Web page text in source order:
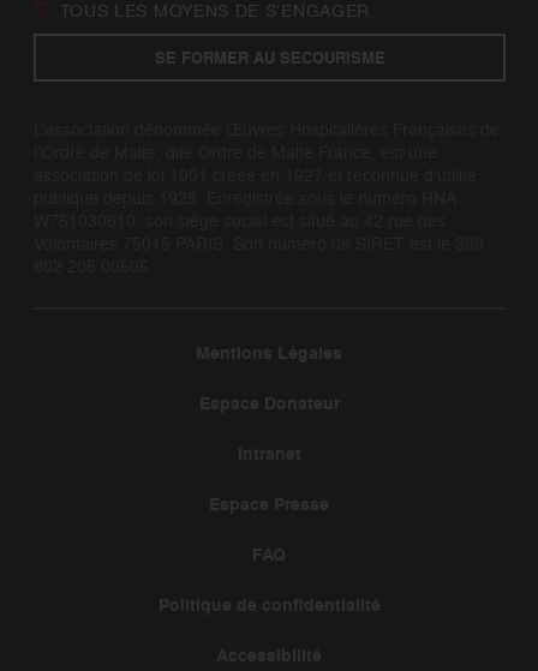
TOUS LES MOYENS DE S’ENGAGER
SE FORMER AU SECOURISME
Mentions Légales
Espace Donateur
Intranet
Espace Presse
FAQ
Politique de confidentialité
Accessibilité